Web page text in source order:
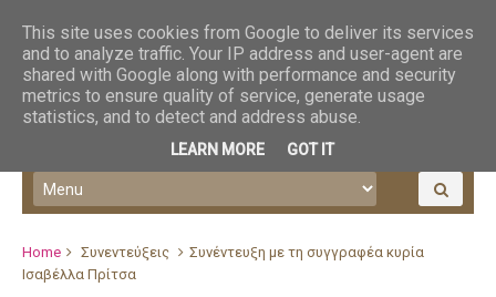
Home Συνεντεύξεις
Συνέντευξη με τη συγγραφέα κυρία
Ισαβέλλα Πρίτσα
This site uses cookies from Google to deliver its services
and to analyze traffic. Your IP address and user-agent are
shared with Google along with performance and security
metrics to ensure quality of service, generate usage
statistics, and to detect and address abuse.
LEARN MORE GOT IT